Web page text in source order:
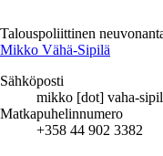
Talouspoliittinen
Mikko Vähä-Sipilä
Sähköposti
mikko [dot] vaha-
Matkapuhelinnumero
+358 44 902 3382